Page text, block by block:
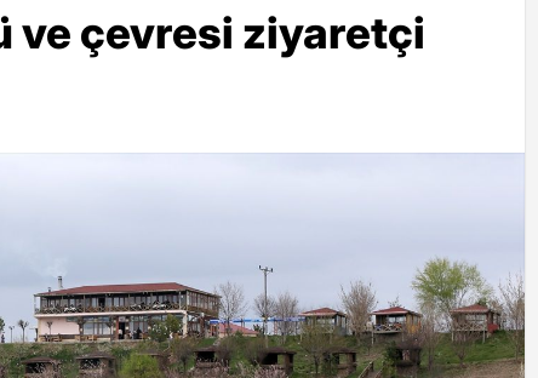
ve çevresi ziyaretçi